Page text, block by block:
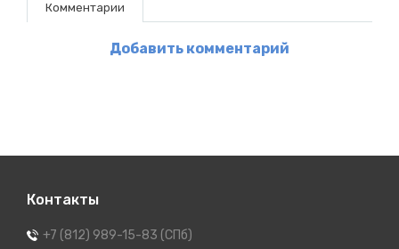
Комментарии
Добавить комментарий
Контакты
+7 (812) 989-15-83 (СПб)